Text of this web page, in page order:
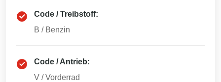
Code / Treibstoff:
B / Benzin
Code / Antrieb:
V /Vorderrad